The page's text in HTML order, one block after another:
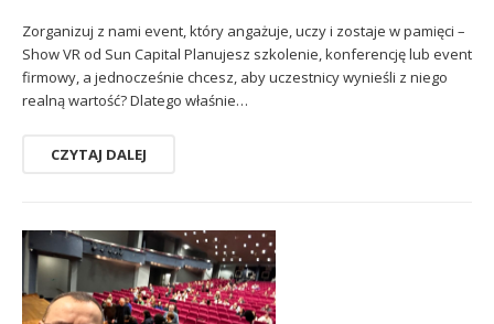
Zorganizuj z nami event, który angażuje, uczy i zostaje w pamięci –
Show VR od Sun Capital Planujesz szkolenie, konferencję lub event
firmowy, a jednocześnie chcesz, aby uczestnicy wynieśli z niego
realną wartość? Dlatego właśnie…
CZYTAJ DALEJ